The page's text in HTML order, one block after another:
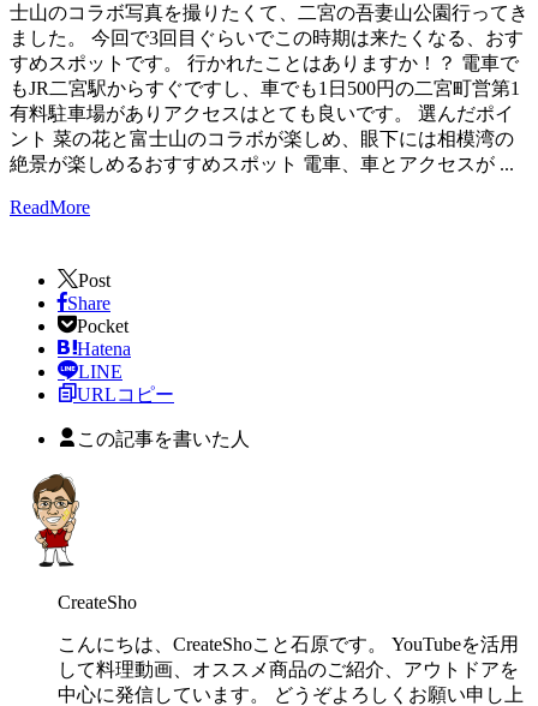
士山のコラボ写真を撮りたくて、二宮の吾妻山公園行ってき
ました。 今回で3回目ぐらいでこの時期は来たくなる、おす
すめスポットです。 行かれたことはありますか！？ 電車で
もJR二宮駅からすぐですし、車でも1日500円の二宮町営第1
有料駐車場がありアクセスはとても良いです。 選んだポイ
ント 菜の花と富士山のコラボが楽しめ、眼下には相模湾の
絶景が楽しめるおすすめスポット 電車、車とアクセスが ...
ReadMore
Post
Share
Pocket
Hatena
LINE
URLコピー
この記事を書いた人
CreateSho
こんにちは、CreateShoこと石原です。 YouTubeを活用
して料理動画、オススメ商品のご紹介、アウトドアを
中心に発信しています。 どうぞよろしくお願い申し上